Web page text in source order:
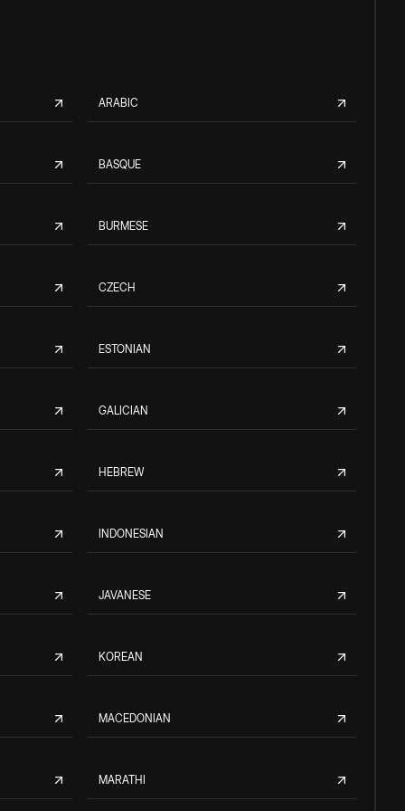
ARABIC
BASQUE
BURMESE
CZECH
ESTONIAN
GALICIAN
HEBREW
INDONESIAN
JAVANESE
KOREAN
MACEDONIAN
MARATHI